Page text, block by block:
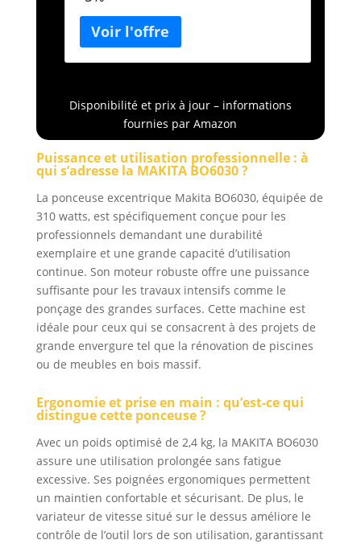
intensive|ponceuse 310 W|ponceuse
de
marque|BO6030|BO6030J|ponceuse a
Disponibilité et prix à jour – informations
fournies par Amazon
Puissance et utilisation professionnelle : à
qui s’adresse la MAKITA BO6030 ?
La ponceuse excentrique Makita BO6030, équipée de
310 watts, est spécifiquement conçue pour les
professionnels demandant une durabilité
exemplaire et une grande capacité d’utilisation
continue. Son moteur robuste offre une puissance
suffisante pour les travaux intensifs comme le
ponçage des grandes surfaces. Cette machine est
idéale pour ceux qui se consacrent à des projets de
grande envergure tel que la rénovation de piscines
ou de meubles en bois massif.
Ergonomie et prise en main : qu’est-ce qui
distingue cette ponceuse ?
Avec un poids optimisé de 2,4 kg, la MAKITA BO6030
assure une utilisation prolongée sans fatigue
excessive. Ses poignées ergonomiques permettent
un maintien confortable et sécurisant. De plus, le
variateur de vitesse situé sur le dessus améliore le
contrôle de l’outil lors de son utilisation, garantissant